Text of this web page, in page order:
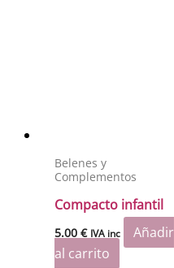
Belenes y
Complementos
Compacto infantil
5.00€ IVA inc
Añadir
al carrito